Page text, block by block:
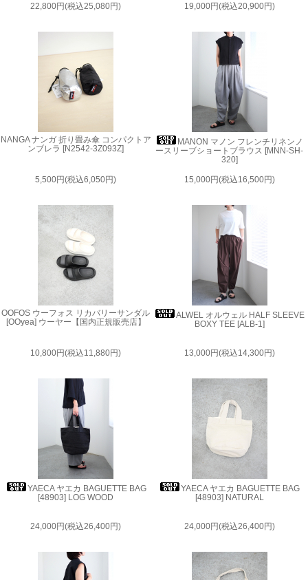
22,800円(税込25,080円) 19,000円(税込20,900円)
NANGA ナンガ 折り畳み傘 コンパクトア
ンブレラ [N2542-3Z093Z]
5,500円(税込6,050円)
MANON マノン フレンチリネンノ
ースリーブショートブラウス [MNN-SH-
320]
15,000円(税込16,500円)
OOFOS ウーフォス リカバリーサンダル
[OOyea] ウーヤー【国内正規販売店】
10,800円(税込11,880円)
ALWEL オルウェル HALF SLEEVE
BOXY TEE [ALB-1]
13,000円(税込14,300円)
YAECA ヤエカ BAGUETTE BAG
[48903] LOG WOOD
24,000円(税込26,400円)
YAECA ヤエカ BAGUETTE BAG
[48903] NATURAL
24,000円(税込26,400円)